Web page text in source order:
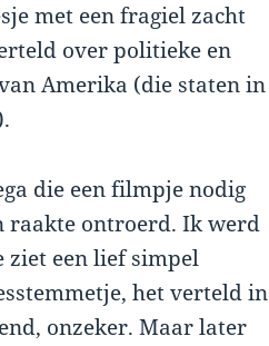
met een fragiel zacht
over politieke en
Amerika (die staten in
die een filmpje nodig
raakte ontroerd. Ik werd
ziet een lief simpel
het verteld in
onzeker. Maar later